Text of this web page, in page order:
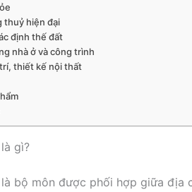
thuỷ hiện đại
định thế đất
nhà ở và công trình
thiết kế nội thất
gì?
bộ môn được phối hợp giữa địa